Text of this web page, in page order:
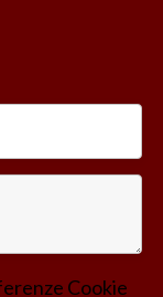
Cookie